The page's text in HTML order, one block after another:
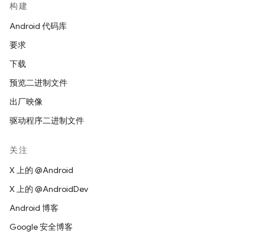
构建
Android 代码库
要求
下载
预览二进制文件
出厂映像
驱动程序二进制文件
关注
X 上的 @Android
X 上的 @AndroidDev
Android 博客
Google 安全博客